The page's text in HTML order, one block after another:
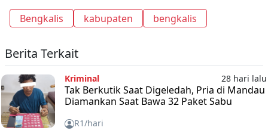
Bengkalis
kabupaten bengkalis
Berita Terkait
Kriminal 28 hari lalu
Tak Berkutik Saat Digeledah, Pria di Mandau
Diamankan Saat Bawa 32 Paket Sabu
R1/hari